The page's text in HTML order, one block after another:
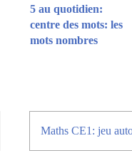
5 au quotidien:
centre des mots: les
mots nombres
Maths CE1: jeu